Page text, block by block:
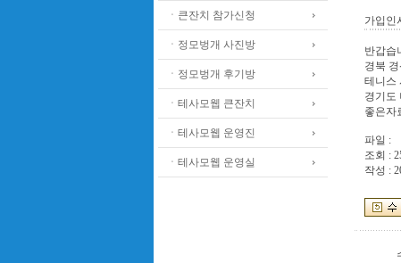
ㆍ큰잔치 참가신청
ㆍ정모벙개 사진방
ㆍ정모벙개 후기방
ㆍ테사모웹 큰잔치
ㆍ테사모웹 운영진
ㆍ테사모웹 운영실
가입인
반갑습
경북
테니스
경기도
좋은자
파일 :
조회 :
작성 :